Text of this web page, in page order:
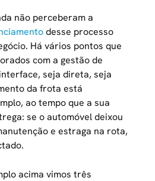
não perceberam a
desse processo
Há vários pontos que
com a gestão de
seja direta, seja
da frota está
ao tempo que a sua
se o automóvel deixou
e estraga na rota,
acima vimos três